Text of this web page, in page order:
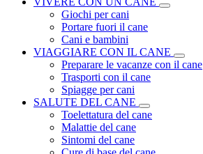
Giochi per cani
Portare fuori il cane
Cani e bambini
VIAGGIARE CON IL CANE
Preparare le vacanze con il cane
Trasporti con il cane
Spiagge per cani
SALUTE DEL CANE
Toelettatura del cane
Malattie del cane
Sintomi del cane